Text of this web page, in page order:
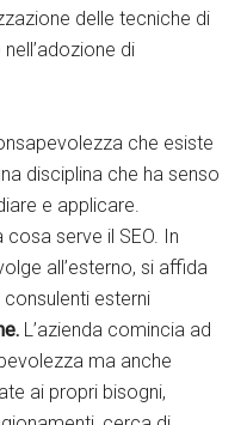
delle tecniche di
di
che esiste
disciplina che ha senso
e applicare.
serve il SEO. In
all’esterno, si affida
esterni
L’azienda comincia ad
ma anche
ai propri bisogni,